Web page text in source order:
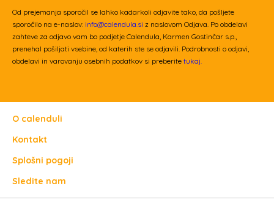
Od prejemanja sporočil se lahko kadarkoli odjavite tako, da pošljete
sporočilo na e-naslov: info@calendula.si z naslovom Odjava. Po obdelavi
zahteve za odjavo vam bo podjetje Calendula, Karmen Gostinčar s.p.,
prenehal pošiljati vsebine, od katerih ste se odjavili. Podrobnosti o odjavi,
obdelavi in varovanju osebnih podatkov si preberite tukaj.
O calenduli
Kontakt
Splošni pogoji
Sledite nam